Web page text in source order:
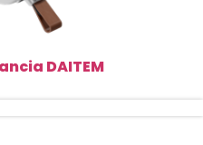
DAITEM